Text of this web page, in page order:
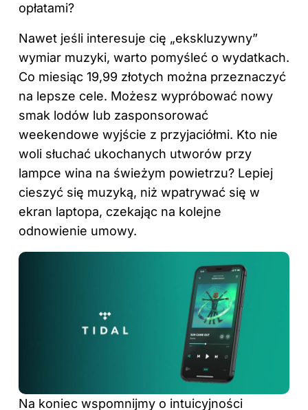
opłatami?
Nawet jeśli interesuje cię „ekskluzywny”
wymiar muzyki, warto pomyśleć o wydatkach.
Co miesiąc 19,99 złotych można przeznaczyć
na lepsze cele. Możesz wypróbować nowy
smak lodów lub zasponsorować
weekendowe wyjście z przyjaciółmi. Kto nie
woli słuchać ukochanych utworów przy
lampce wina na świeżym powietrzu? Lepiej
cieszyć się muzyką, niż wpatrywać się w
ekran laptopa, czekając na kolejne
odnowienie umowy.
Na koniec wspomnijmy o intuicyjności